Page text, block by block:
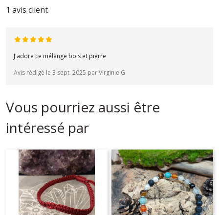
1 avis client
J'adore ce mélange bois et pierre
Avis rédigé le 3 sept. 2025 par Virginie G
Vous pourriez aussi être
intéressé par